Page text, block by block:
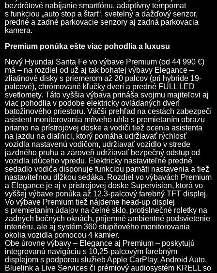
bezdrôtové nabíjanie smartfónu, adaptívny tempomat
s funkciou „auto stop a štart“, svetelný a dažďový senzor,
predné a zadné parkovacie senzory aj zadná parkovacia
kamera.
Premium ponúka ešte viac pohodlia a luxusu
Nový Hyundai Santa Fe vo výbave Premium (od 44 990 €)
má – na rozdiel od už aj tak bohatej výbavy Elegance –
zliatinové disky s priemerom až 20 palcov (pri hybride 19-
palcové), chrómované kľučky dverí a predné FULL LED
svetlomety. Táto vyššia výbava prináša svojmu majiteľovi aj
viac pohodlia v podobe elektricky ovládaných dverí
batožinového priestoru. Väčší prehľad na cestách zabezpečí
asistent monitorovania mŕtveho uhla s premietaním obrazu
priamo na prístrojovej doske a vodiči tiež ocenia asistenta
na jazdu na diaľnici, ktorý pomáha udržiavať rýchlosť
vozidla nastavenú vodičom, udržiavať vozidlo v strede
jazdného pruhu a zároveň udržiavať bezpečný odstup od
vozidla idúceho vpredu. Elektricky nastaviteľné predné
sedadlo vodiča disponuje funkciou pamäti nastavenia a tiež
nastaviteľnou dĺžkou sedáka. Rozdiel vo výbavách Premium
a Elegance je aj v prístrojovej doske Supervision, ktorá vo
vyššej výbave ponúka až 12,3-palcový farebný TFT displej.
Vo výbave Premium tiež nájdeme head-up displej
s premietaním údajov na čelné sklo, protislnečné roletky na
zadných bočných oknách, príjemné ambientné podsvietenie
interiéru, ale aj systém 360 stupňového monitorovania
okolia vozidla pomocou 4 kamier.
Obe úrovne výbavy – Elegance aj Premium – poskytujú
integrovanú navigáciu s 10,25-palcovým farebným
displejom s podporou služieb Apple CarPlay, Android Auto,
Bluelink a Live Services či prémiový audiosystém KRELL so